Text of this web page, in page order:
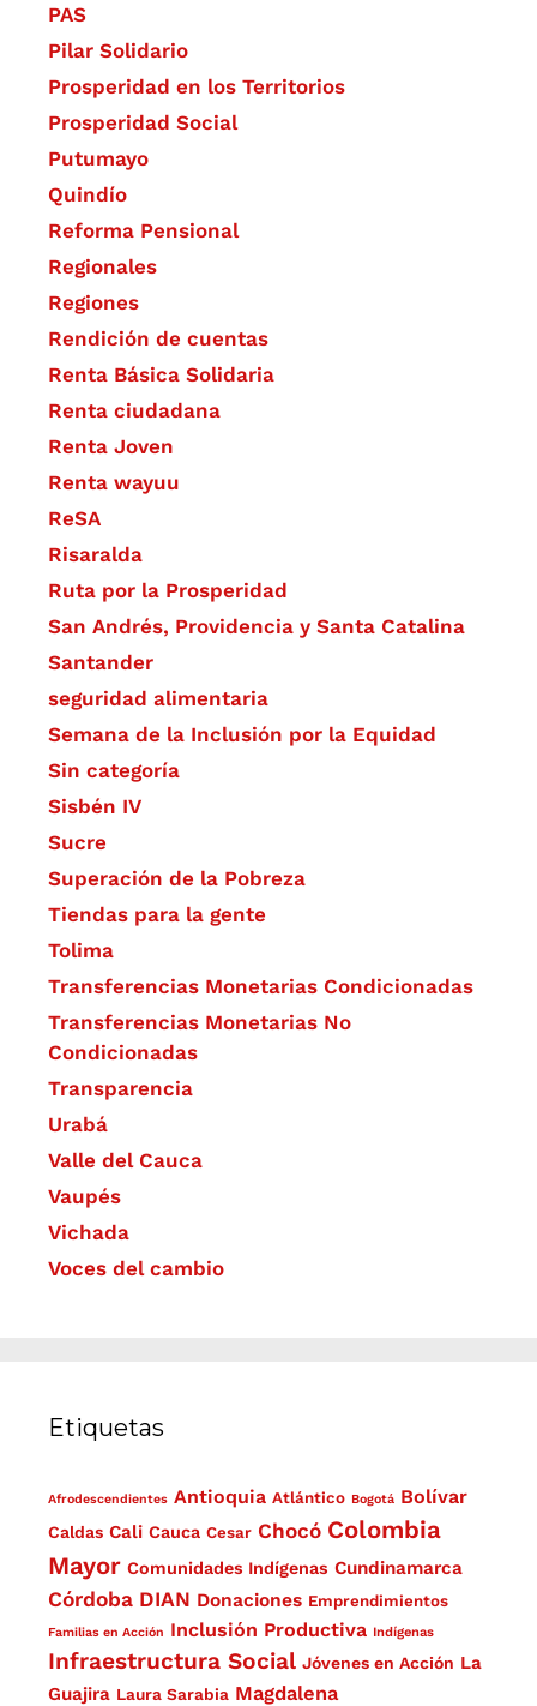
PAS
Pilar Solidario
Prosperidad en los Territorios
Prosperidad Social
Putumayo
Quindío
Reforma Pensional
Regionales
Regiones
Rendición de cuentas
Renta Básica Solidaria
Renta ciudadana
Renta Joven
Renta wayuu
ReSA
Risaralda
Ruta por la Prosperidad
San Andrés, Providencia y Santa Catalina
Santander
seguridad alimentaria
Semana de la Inclusión por la Equidad
Sin categoría
Sisbén IV
Sucre
Superación de la Pobreza
Tiendas para la gente
Tolima
Transferencias Monetarias Condicionadas
Transferencias Monetarias No
Condicionadas
Transparencia
Urabá
Valle del Cauca
Vaupés
Vichada
Voces del cambio
Etiquetas
Afrodescendientes Antioquia Atlántico Bogotá Bolívar
Caldas Cali Cauca Cesar Chocó Colombia
Mayor Comunidades Indígenas Cundinamarca
Córdoba DIAN Donaciones Emprendimientos
Familias en Acción Inclusión Productiva Indígenas
Infraestructura Social Jóvenes en Acción La
Guajira Laura Sarabia Magdalena